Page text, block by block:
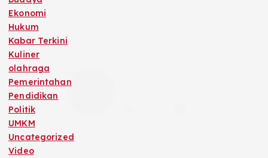
Ekonomi
Hukum
Kabar Terkini
Kuliner
olahraga
Pemerintahan
Pendidikan
Politik
UMKM
Uncategorized
Video